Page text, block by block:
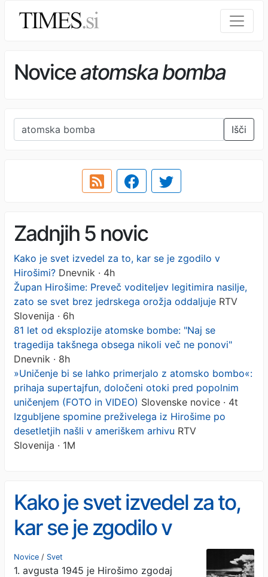
Noviceatomska bomba
Išči
Zadnjih 5 novic
Kako je svet izvedel za to, kar se je zgodilo v
Hirošimi? Dnevnik · 4h
Župan Hirošime: Preveč voditeljev legitimira nasilje,
zato se svet brez jedrskega orožja oddaljuje RTV
Slovenija · 6h
81 let od eksplozije atomske bombe: "Naj se
tragedija takšnega obsega nikoli več ne ponovi"
Dnevnik · 8h
»Uničenje bi se lahko primerjalo z atomsko bombo«:
prihaja supertajfun, določeni otoki pred popolnim
uničenjem (FOTO in VIDEO) Slovenske novice · 4t
Izgubljene spomine preživelega iz Hirošime po
desetletjih našli v ameriškem arhivu RTV
Slovenija · 1M
Kako je svet izvedel za to,
kar se je zgodilo v
Hirošimi?
Novice / Svet
1. avgusta 1945 je Hirošimo zgodaj